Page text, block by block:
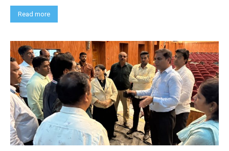
Read more